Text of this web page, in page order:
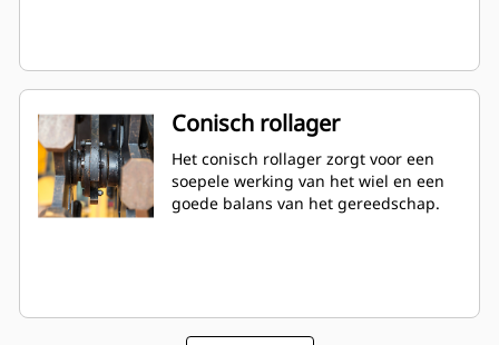
Conisch rollager
Het conisch rollager zorgt voor een
soepele werking van het wiel en een
goede balans van het gereedschap.